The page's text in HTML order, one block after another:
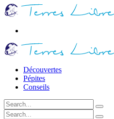
Découvertes
Pépites
Conseils